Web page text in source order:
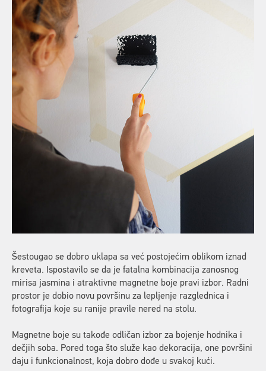
Šestougao se dobro uklapa sa već postojećim oblikom iznad
kreveta. Ispostavilo se da je fatalna kombinacija zanosnog
mirisa jasmina i atraktivne magnetne boje pravi izbor. Radni
prostor je dobio novu površinu za lepljenje razglednica i
fotografija koje su ranije pravile nered na stolu.
Magnetne boje su takođe odličan izbor za bojenje hodnika i
dečjih soba. Pored toga što služe kao dekoracija, one površini
daju i funkcionalnost, koja dobro dođe u svakoj kući.